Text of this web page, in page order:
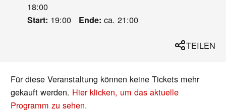
18:00
Start: 19:00 Ende: ca. 21:00
TEILEN
Für diese Veranstaltung können keine Tickets mehr
gekauft werden. Hier klicken, um das aktuelle
Programm zu sehen.